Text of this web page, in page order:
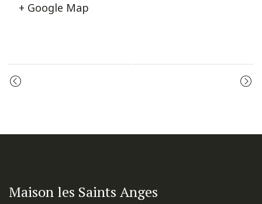
+ Google Map
Event
Maison les Saints Anges